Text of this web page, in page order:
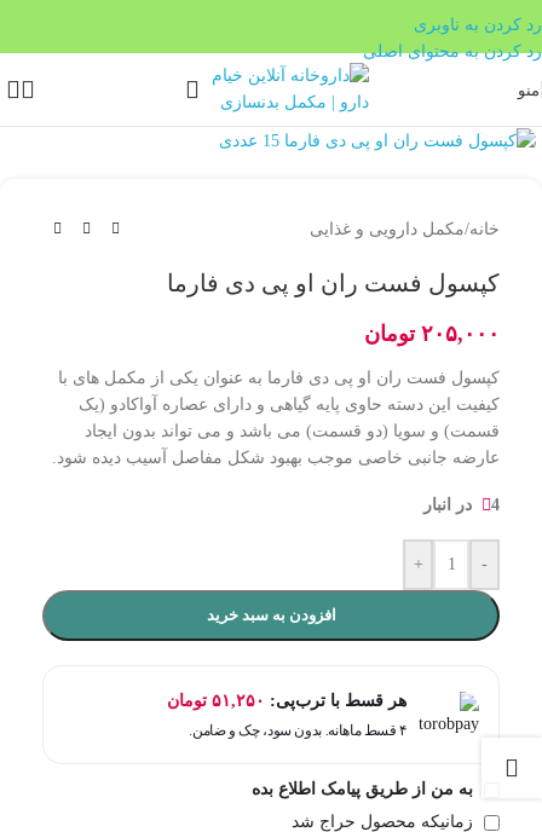
رد کردن به ناوبری
رد کردن به محتوای اصلی
منو
بزرگنمایی تصویر
خانه/مکمل دارویی و غذایی
کپسول فست ران او پی دی فارما
۲۰۵,۰۰۰ تومان
کپسول فست ران او پی دی فارما به عنوان یکی از مکمل های با
کیفیت این دسته حاوی پایه گیاهی و دارای عصاره آواکادو (یک
قسمت) و سویا (دو قسمت) می باشد و می تواند بدون ایجاد
عارضه جانبی خاصی موجب بهبود شکل مفاصل آسیب دیده شود.
4 در انبار
-
+
افزودن به سبد خرید
هر قسط با ترب‌پی: ۵۱,۲۵۰ تومان
۴ قسط ماهانه. بدون سود، چک و ضامن.
به من از طریق پیامک اطلاع بده
زمانیکه محصول حراج شد